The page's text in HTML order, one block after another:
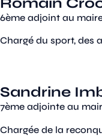
6ème adjoint au
Chargé du sport, des
Sandrine
7ème adjointe au
Chargée de la